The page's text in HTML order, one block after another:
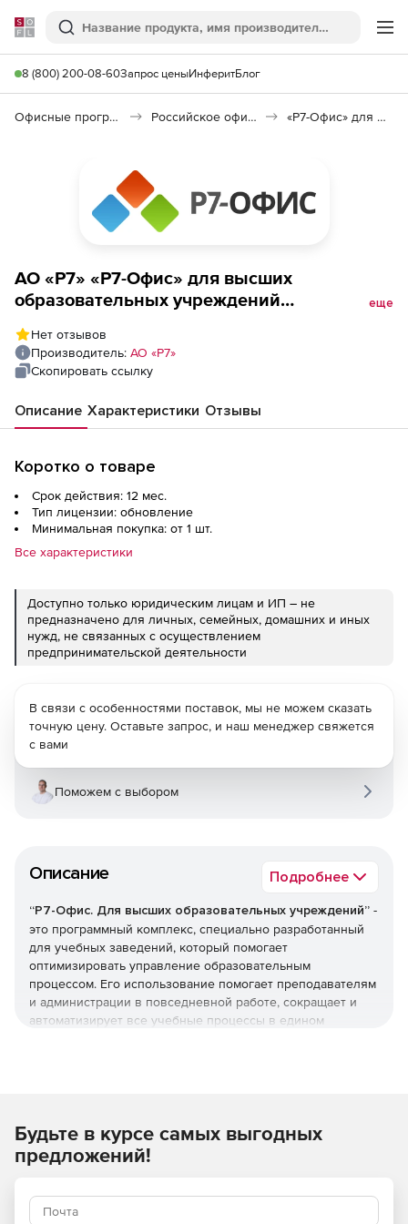
Softline
Поиск
8 (800) 200-08-60Запрос ценыИнферитБлог
Офисные программы Российское офисное ПО (Импортозамещение) «Р7-Офис» для высших образовательных учреждений
АО «Р7» «Р7-Офис» для высших
образовательных учреждений
(Десктопная версия 4P), лицензия (право)
на обновление на 2 года
еще
Нет отзывов
Производитель: АО «Р7»
Скопировать ссылку
Описание Характеристики Отзывы
Коротко о товаре
Срок действия: 12 мес.
Тип лицензии: обновление
Минимальная покупка: от 1 шт.
Все характеристики
Доступно только юридическим лицам и ИП – не
предназначено для личных, семейных, домашних и иных
нужд, не связанных с осуществлением
предпринимательской деятельности
Описание Подробнее
“Р7-Офис. Для высших образовательных учреждений” -
это программный комплекс, специально разработанный
для учебных заведений, который помогает
оптимизировать управление образовательным
процессом. Его использование помогает преподавателям
и администрации в повседневной работе, сокращает и
автоматизирует все учебные процессы в едином
макросы. Доступны режимы совместной работы с
документами и управлением файлами, настроенные и на
преподавателей, и на учащихся. По умолчанию уже
Социальная сеть.
В связи с особенностями поставок, мы не можем сказать
точную цену. Оставьте запрос, и наш менеджер свяжется
с вами
Поможем с выбором
Будьте в курсе самых выгодных
предложений!